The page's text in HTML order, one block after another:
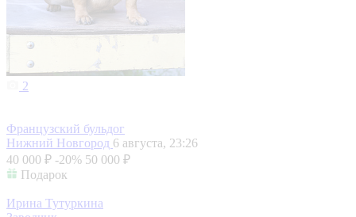
2
Французский бульдог
Нижний Новгород 6 августа, 23:26
40 000 ₽ -20% 50 000 ₽
Подарок
Ирина Тутуркина